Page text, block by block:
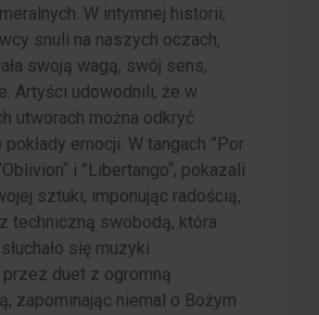
W intymnej historii,
snuli na naszych oczach,
swoją wagą, swój sens,
Artyści udowodnili, że w
utworach można odkryć
pokłady emocji. W tangach ”Por
i ”Libertango“, pokazali
sztuki, imponując radością,
techniczną swobodą, która
się muzyki
duet z ogromną
zapominając niemal o Bożym